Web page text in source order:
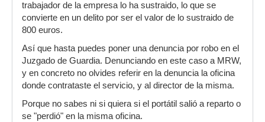
trabajador de la empresa lo ha sustraido, lo que se
convierte en un delito por ser el valor de lo sustraido de
800 euros.
Así que hasta puedes poner una denuncia por robo en el
Juzgado de Guardia. Denunciando en este caso a MRW,
y en concreto no olvides referir en la denuncia la oficina
donde contrataste el servicio, y al director de la misma.
Porque no sabes ni si quiera si el portátil salió a reparto o
se "perdió" en la misma oficina.